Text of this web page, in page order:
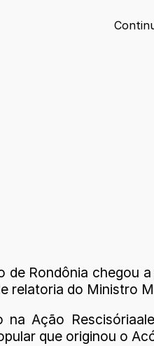
Rondônia chegou
relatoria do Ministro
Ação
que originou o